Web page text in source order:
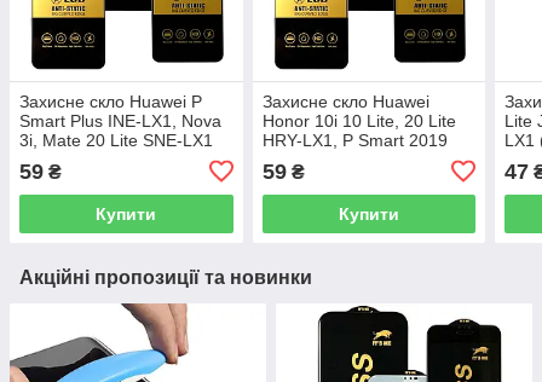
Захисне скло Huawei P
Smart Plus INE-LX1, Nova
3i, Mate 20 Lite SNE-LX1
59 ₴
Купити
Захисне скло Huawei
Honor 10i 10 Lite, 20 Lite
HRY-LX1, P Smart 2019
59₴
Купити
Lite
LX1
47
Акційні пропозиції та новинки